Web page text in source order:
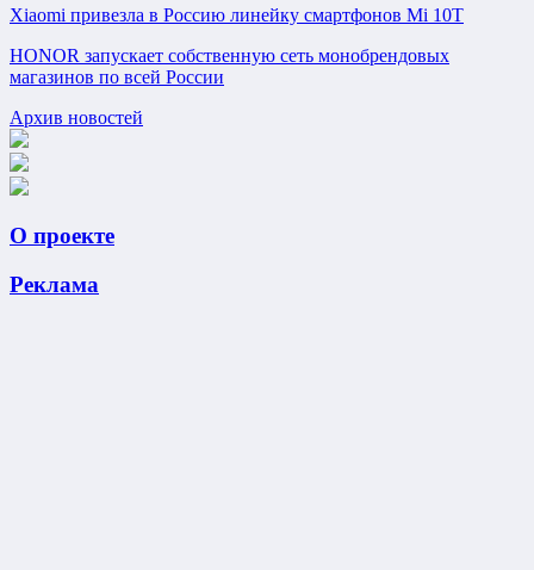
Xiaomi привезла в Россию линейку смартфонов Mi 10T
HONOR запускает собственную сеть монобрендовых
магазинов по всей России
Архив новостей
О проекте
Реклама